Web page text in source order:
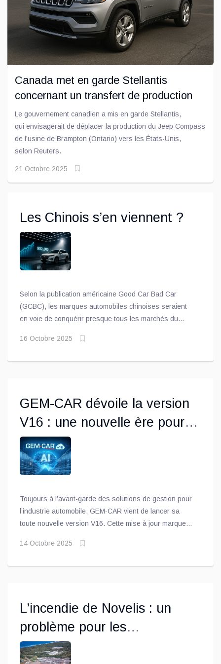
Canada met en garde Stellantis
concernant un transfert de production
Le gouvernement canadien a mis en garde Stellantis,
qui envisagerait de déplacer la production du Jeep Compass
de l’usine de Brampton (Ontario) vers les États-Unis,
selon Reuters.
21 Octobre 2025
Les Chinois s’en viennent ?
Selon la publication américaine Good Car Bad Car
(GCBC), les marques automobiles chinoises seraient
en voie de conquérir presque tous les marchés du
le géant chinois BYD aurait enregistré une hausse de
16 Octobre 2025
GEM-CAR dévoile la version
V16 : une nouvelle ère pour la
gestion des ateliers
automobiles
Toujours à l’avant-garde des solutions de gestion pour
l’industrie automobile, GEM-CAR vient de lancer sa
toute nouvelle version V16. Cette mise à jour marque
reconnu à travers l’Amérique du Nord pour sa fiabilité,
14 Octobre 2025
L’incendie de Novelis : un
problème pour les
constructeurs